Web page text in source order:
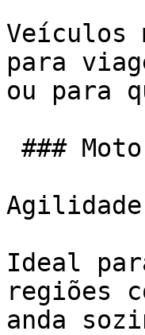
Veículos
para
ou para
Ideal
regiões
anda